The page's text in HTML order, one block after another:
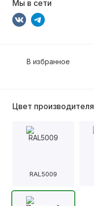
Мы в сети
В избранное
Цвет производителя
RAL5009